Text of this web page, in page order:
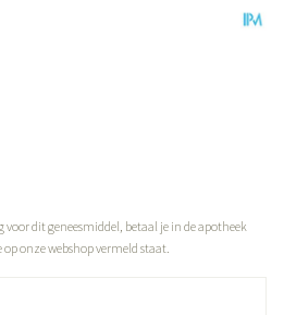
dit geneesmiddel, betaal je in de apotheek
op onze webshop vermeld staat.